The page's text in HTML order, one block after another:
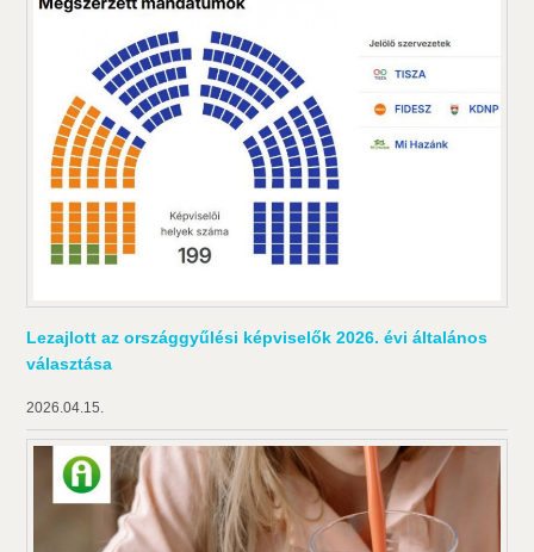
Lezajlott az országgyűlési képviselők 2026. évi általános
választása
2026.04.15.